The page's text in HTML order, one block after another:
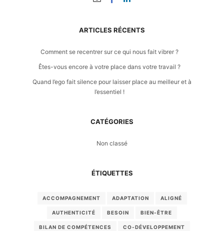
ARTICLES RÉCENTS
Comment se recentrer sur ce qui nous fait vibrer ?
Êtes-vous encore à votre place dans votre travail ?
Quand l’ego fait silence pour laisser place au meilleur et à
l’essentiel !
CATÉGORIES
Non classé
ÉTIQUETTES
ACCOMPAGNEMENT ADAPTATION ALIGNÉ
AUTHENTICITÉ BESOIN BIEN-ÊTRE
BILAN DE COMPÉTENCES CO-DÉVELOPPEMENT